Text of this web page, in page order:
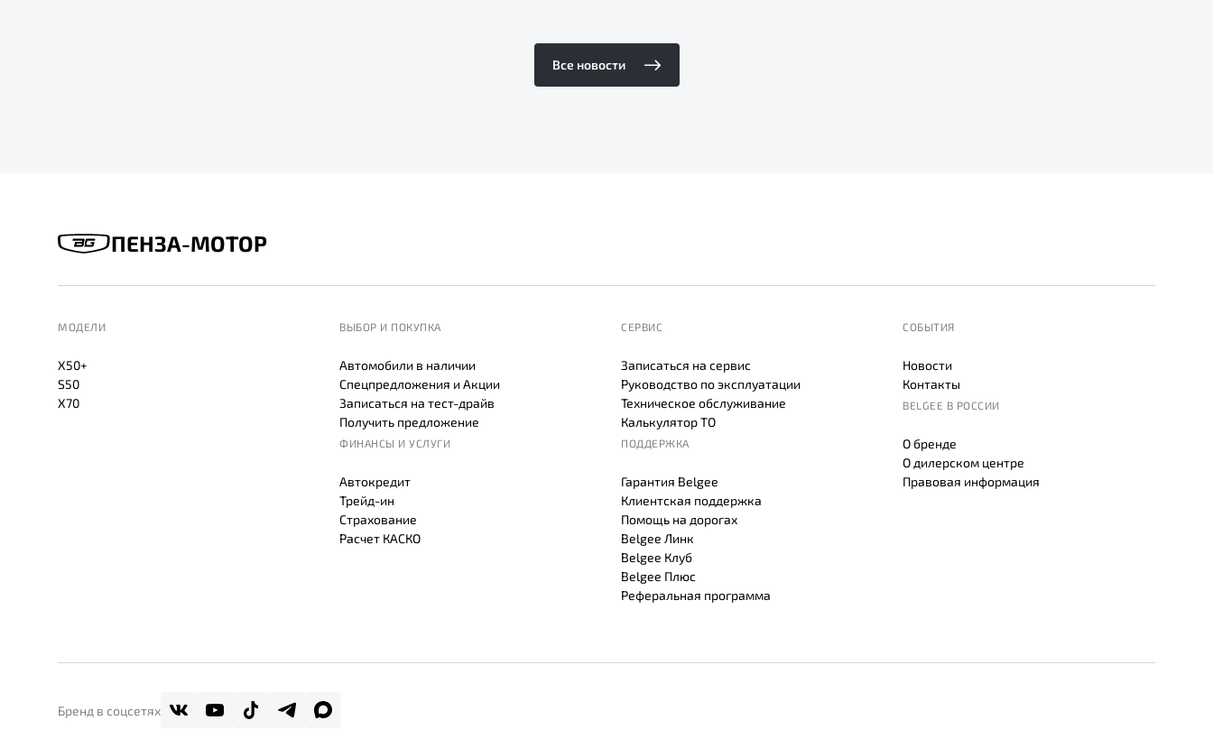
Все новости
ПЕНЗА-МОТОР
МОДЕЛИ
X50+
S50
X70
ВЫБОР И ПОКУПКА
Автомобили в наличии
Спецпредложения и Акции
Записаться на тест-драйв
Получить предложение
ФИНАНСЫ И УСЛУГИ
Автокредит
Трейд-ин
Страхование
Расчет КАСКО
СЕРВИС
Записаться на сервис
Руководство по эксплуатации
Техническое обслуживание
Калькулятор ТО
ПОДДЕРЖКА
Гарантия Belgee
Клиентская поддержка
Помощь на дорогах
Belgee Линк
Belgee Клуб
Belgee Плюс
Реферальная программа
СОБЫТИЯ
Новости
Контакты
BELGEE В РОССИИ
О бренде
О дилерском центре
Правовая информация
Бренд в соцсетях